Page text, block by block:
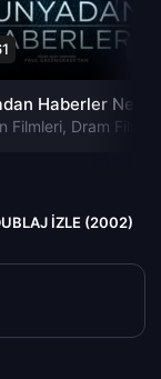
,Suç Filmleri
Filmleri, Dram Filmleri
IZLE (2002)